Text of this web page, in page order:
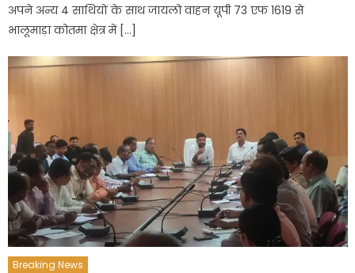
अपने अन्य 4 साथियों के साथ जायलो वाहन यूपी 73 एफ 1619 से
भालूमाड़ा कोतमा क्षेत्र में […]
Breaking News